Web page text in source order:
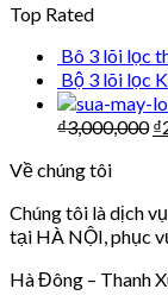
Top Rated
Bô 3 lõi lọc
Bộ 3 lõi lọc
₫3,000,000 ₫
Về chúng tôi
Chúng tôi là dịch
tại HÀ NỘI, phục
Hà Đông – Thanh